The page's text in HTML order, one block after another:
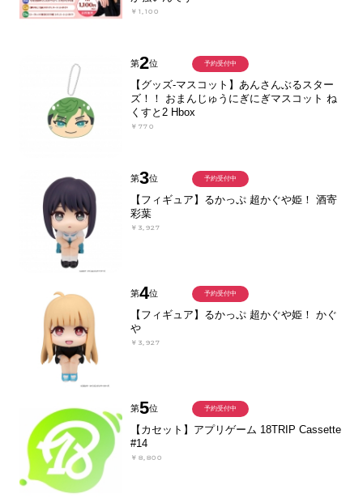
￥1,100
第2位
【グッズ-マスコット】あんさんぶるスター
ズ！！ おまんじゅうにぎにぎマスコット ね
くすと2 Hbox
￥770
予約受付中
第3位
【フィギュア】るかっぷ 超かぐや姫！ 酒寄
彩葉
￥3,927
予約受付中
第4位
【フィギュア】るかっぷ 超かぐや姫！ かぐ
や
￥3,927
予約受付中
第5位
【カセット】アプリゲーム 18TRIP Cassette
#14
￥8,800
予約受付中